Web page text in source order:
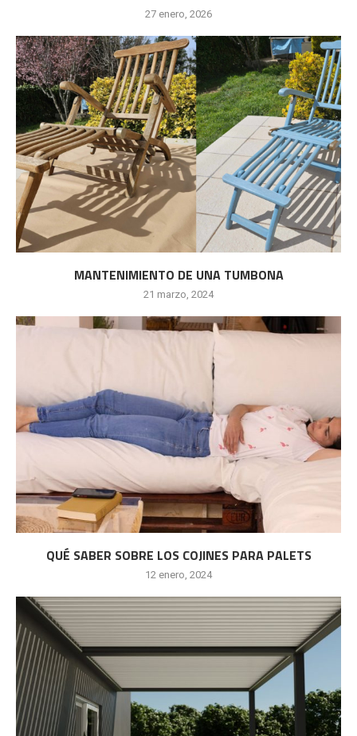
27 enero, 2026
MANTENIMIENTO DE UNA TUMBONA
21 marzo, 2024
QUÉ SABER SOBRE LOS COJINES PARA PALETS
12 enero, 2024